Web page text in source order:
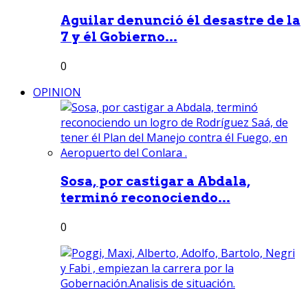
Aguilar denunció él desastre de la
7 y él Gobierno...
0
OPINION
Sosa, por castigar a Abdala,
terminó reconociendo...
0